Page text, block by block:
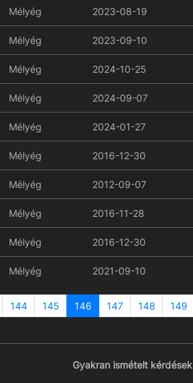
Mélyég 2023-08-19
Mélyég 2023-09-10
Mélyég 2024-10-25
Mélyég 2024-09-07
Mélyég 2024-01-27
Mélyég 2016-12-30
Mélyég 2012-09-07
Mélyég 2016-11-28
Mélyég 2016-12-30
Mélyég 2021-09-10
144 145 146 147 148 149
Gyakran ismételt kérdések